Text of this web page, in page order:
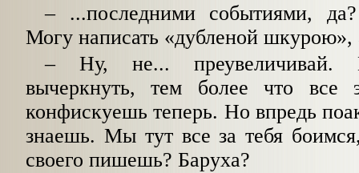
–...последними событиями,
Могу написать «дубленой шкурою»,
–Ну, не... преувеличивай.
вычеркнуть, тем более что все
конфискуешь теперь. Но впредь
знаешь. Мы тут все за тебя
своего пишешь? Баруха?